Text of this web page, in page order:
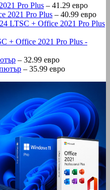
Pro Plus – 41.29 евро
2021 Pro Plus – 40.99 евро
LTSC + Office 2021 Pro Plus
+ Office 2021 Pro Plus -
– 32.99 евро
– 35.99 евро